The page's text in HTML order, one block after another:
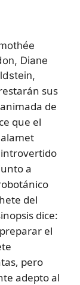
Diane
sus
de
que el
introvertido
a
del
dice:
el
pero
adepto al